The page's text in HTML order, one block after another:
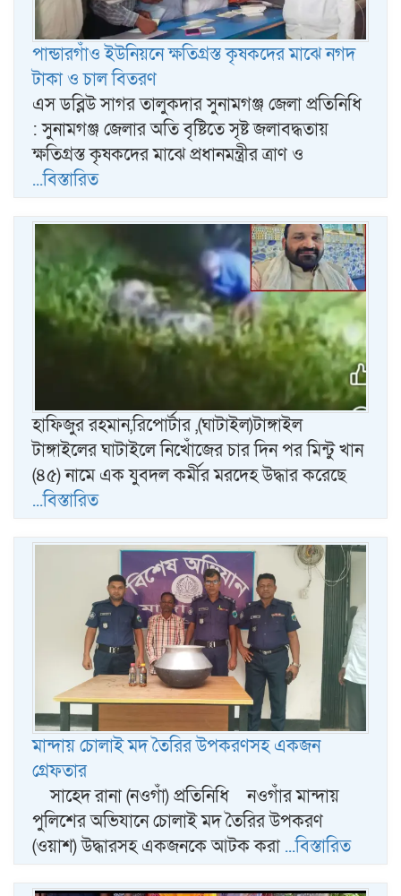
পান্ডারগাঁও ইউনিয়নে ক্ষতিগ্রস্ত কৃষকদের মাঝে নগদ
টাকা ও চাল বিতরণ
এস ডব্লিউ সাগর তালুকদার সুনামগঞ্জ জেলা প্রতিনিধি
: সুনামগঞ্জ জেলার অতি বৃষ্টিতে সৃষ্ট জলাবদ্ধতায়
ক্ষতিগ্রস্ত কৃষকদের মাঝে প্রধানমন্ত্রীর ত্রাণ ও
...বিস্তারিত
হাফিজুর রহমান,রিপোর্টার ,(ঘাটাইল)টাঙ্গাইল
টাঙ্গাইলের ঘাটাইলে নিখোঁজের চার দিন পর মিন্টু খান
(৪৫) নামে এক যুবদল কর্মীর মরদেহ উদ্ধার করেছে
...বিস্তারিত
মান্দায় চোলাই মদ তৈরির উপকরণসহ একজন
গ্রেফতার
সাহেদ রানা (নওগাঁ) প্রতিনিধি নওগাঁর মান্দায়
পুলিশের অভিযানে চোলাই মদ তৈরির উপকরণ
(ওয়াশ) উদ্ধারসহ একজনকে আটক করা...বিস্তারিত